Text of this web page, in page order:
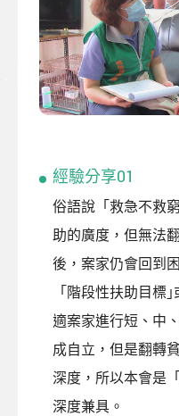
經驗分享01
俗語說「救急不救
助的廣度，但無法
後，案家仍會回到
「階段性扶助目標
適案家進行短、中
成自立，但是翻轉
深度，所以本會是
深度兼具。